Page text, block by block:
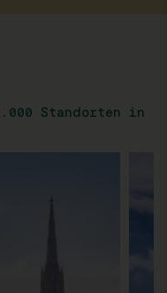
Standorten in